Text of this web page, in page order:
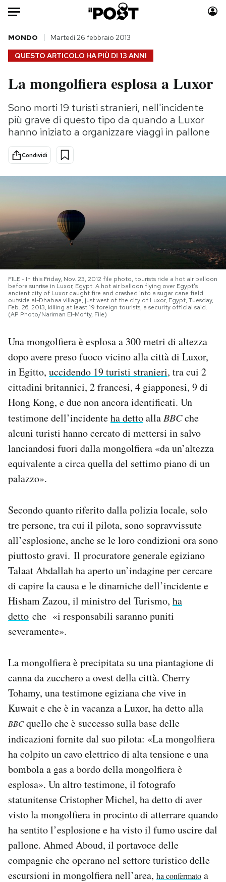
Auto
HOME
Italia
Politica
Tecnologia
Scienza
Moda
Consumismi
Storie/Idee
PODCAST
NEWSLETTER
I MIEI PREFERITI
SHOP
CALENDARIO
AREA PERSONALE
Area Personale
Newsletter
Notifiche mobile
QUESTO ARTICOLO HA PIÙ DI 13 ANNI
MONDO Martedì 26 febbraio 2013
La mongolfiera esplosa a Luxor
Sono morti 19 turisti stranieri, nell'incidente
più grave di questo tipo da quando a Luxor
hanno iniziato a organizzare viaggi in pallone
Condividi
FILE - In this Friday, Nov. 23, 2012 file photo, tourists ride a hot air balloon
before sunrise in Luxor, Egypt. A hot air balloon flying over Egypt's
ancient city of Luxor caught fire and crashed into a sugar cane field
outside al-Dhabaa village, just west of the city of Luxor, Egypt, Tuesday,
Feb. 26, 2013, killing at least 19 foreign tourists, a security official said.
(AP Photo/Nariman El-Mofty, File)
Una mongolfiera è esplosa a 300 metri di altezza
dopo avere preso fuoco vicino alla città di Luxor,
in Egitto, uccidendo 19 turisti stranieri, tra cui 2
cittadini britannici, 2 francesi, 4 giapponesi, 9 di
Hong Kong, e due non ancora identificati. Un
testimone dell’incidenteha dettoalla BBCche
alcuni turisti hanno cercato di mettersi in salvo
lanciandosi fuori dalla mongolfiera «da un’altezza
equivalente a circa quella del settimo piano di un
palazzo».
Secondo quanto riferito dalla polizia locale, solo
tre persone, tra cui il pilota, sono sopravvissute
all’esplosione, anche se le loro condizioni ora sono
piuttosto gravi. Il procuratore generale egiziano
Talaat Abdallah ha aperto un’indagine per cercare
di capire la causa e le dinamiche dell’incidente e
Hisham Zazou, il ministro del Turismo, ha
detto che «i responsabili saranno puniti
severamente».
La mongolfiera è precipitata su una piantagione di
canna da zucchero a ovest della città. Cherry
Tohamy, una testimone egiziana che vive in
Kuwait e che è in vacanza a Luxor, ha detto alla
BBC quello che è successo sulla base delle
indicazioni fornite dal suo pilota: «La mongolfiera
ha colpito un cavo elettrico di alta tensione e una
bombola a gas a bordo della mongolfiera è
esplosa». Un altro testimone, il fotografo
statunitense Cristopher Michel, ha detto di aver
visto la mongolfiera in procinto di atterrare quando
ha sentito l’esplosione e ha visto il fumo uscire dal
pallone. Ahmed Aboud, il portavoce delle
compagnie che operano nel settore turistico delle
escursioni in mongolfiera nell’area, ha confermato a